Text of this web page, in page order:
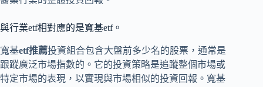
與行業etf相對應的是寬基etf。
寬基etf推薦投資組合包含大盤前多少名的股票，通常是
跟蹤廣泛市場指數的。它的投資策略是追蹤整個市場或
特定市場的表現，以實現與市場相似的投資回報。寬基